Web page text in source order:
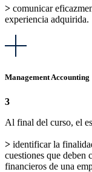
> comunicar
experiencia adquirida.
Management Accounting
3
Al final del curso, el
> identificar la
cuestiones que deben
financieros de una